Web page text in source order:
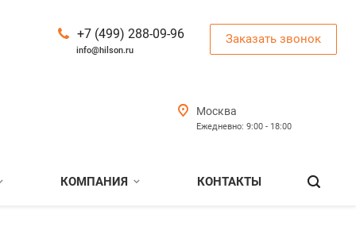
+7 (499) 288-09-96
info@hilson.ru
Заказать звонок
Москва
Ежедневно: 9:00 - 18:00
КОМПАНИЯ КОНТАКТЫ